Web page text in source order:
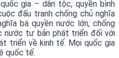
gia – dân tộc, quyền bình
đấu tranh chống chủ nghĩa
bá quyền nước lớn, chống
nước tư bản phát triển đối với
triển về kinh tế. Mọi quốc gia
quốc tế.